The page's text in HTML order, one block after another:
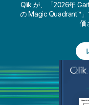
Qlik が、「2026年
の Magic Quadrant™
価